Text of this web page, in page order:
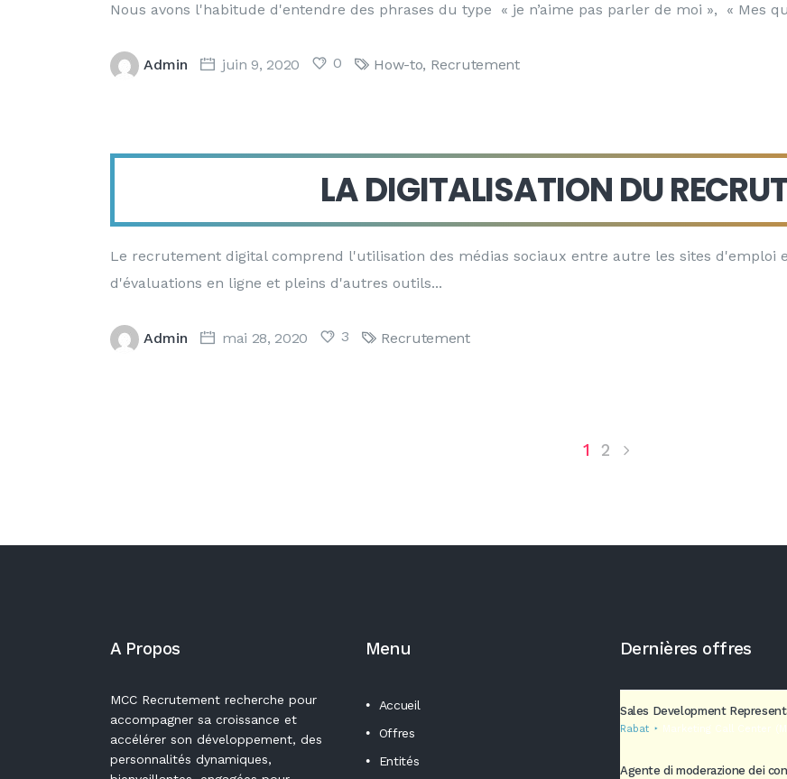
Nous avons l'habitude d'entendre des phrases du type « je n’aime pas parler de moi », « Mes
Admin juin 9, 2020 0 How-to, Recrutement
LA DIGITALISATION DU
Le recrutement digital comprend l'utilisation des médias sociaux entre autre les sites d'emploi
d'évaluations en ligne et pleins d'autres outils
Admin mai 28, 2020 3 Recrutement
1 2
A Propos
MCC Recrutement recherche pour
accompagner sa croissance et
accélérer son développement, des
personnalités dynamiques,
Menu
Accueil
Offres
Entités
Dernières offres
Sales Development
Rabat Marketing Call Center
Agente di moderazione dei